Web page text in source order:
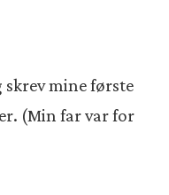
mine første
(Min far var for